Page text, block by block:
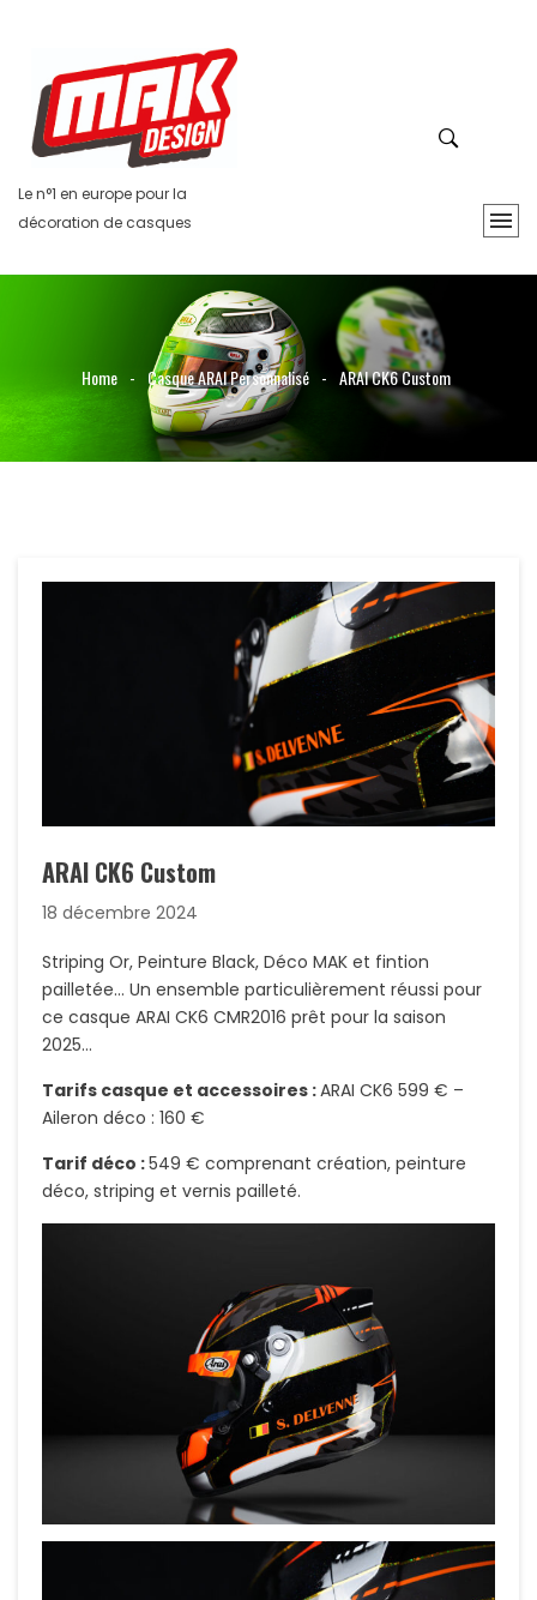
Le n°1 en europe pour la
décoration de casques
Home - Casque ARAI Personnalisé - ARAI CK6 Custom
ARAI CK6 Custom
18 décembre 2024
Striping Or, Peinture Black, Déco MAK et fintion
pailletée… Un ensemble particulièrement réussi pour
ce casque ARAI CK6 CMR2016 prêt pour la saison
2025…
Tarifs casque et accessoires :ARAI CK6 599 € –
Aileron déco : 160 €
Tarif déco :549 € comprenant création, peinture
déco, striping et vernis pailleté.